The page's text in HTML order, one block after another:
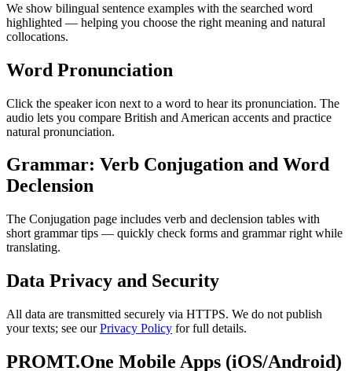
We show bilingual sentence examples with the searched word
highlighted — helping you choose the right meaning and natural
collocations.
Word Pronunciation
Click the speaker icon next to a word to hear its pronunciation. The
audio lets you compare British and American accents and practice
natural pronunciation.
Grammar: Verb Conjugation and Word
Declension
The Conjugation page includes verb and declension tables with
short grammar tips — quickly check forms and grammar right while
translating.
Data Privacy and Security
All data are transmitted securely via HTTPS. We do not publish
your texts; see ourPrivacy Policy for full details.
PROMT.One Mobile Apps (iOS/Android)